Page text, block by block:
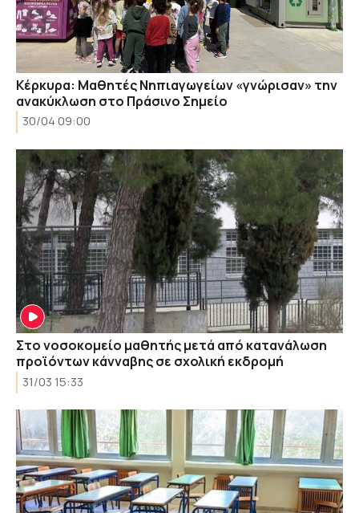
Κέρκυρα: Μαθητές Νηπιαγωγείων «γνώρισαν» την
ανακύκλωση στο Πράσινο Σημείο
30/04 09:00
Στο νοσοκομείο μαθητής μετά από κατανάλωση
προϊόντων κάνναβης σε σχολική εκδρομή
31/03 15:33